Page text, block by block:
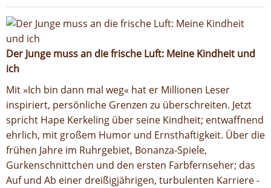
Der Junge muss an die frische Luft: Meine Kindheit und
ich
Mit »Ich bin dann mal weg« hat er Millionen Leser
inspiriert, persönliche Grenzen zu überschreiten. Jetzt
spricht Hape Kerkeling über seine Kindheit; entwaffnend
ehrlich, mit großem Humor und Ernsthaftigkeit. Über die
frühen Jahre im Ruhrgebiet, Bonanza-Spiele,
Gurkenschnittchen und den ersten Farbfernseher; das
Auf und Ab einer dreißigjährigen, turbulenten Karriere -